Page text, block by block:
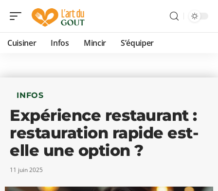
Cuisiner Infos Mincir S’équiper
INFOS
Expérience restaurant :
restauration rapide est-
elle une option ?
11 juin 2025